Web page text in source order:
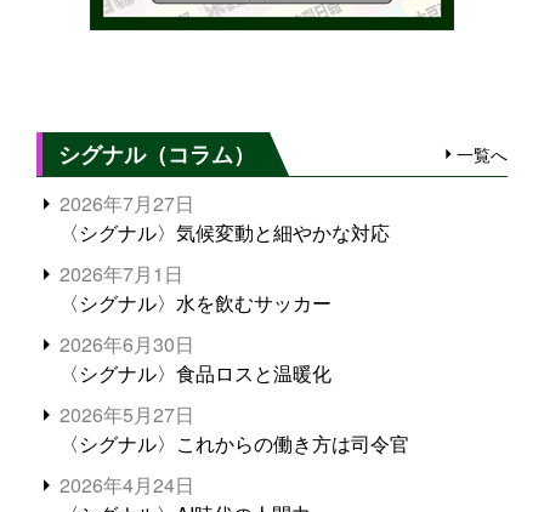
シグナル（コラム） 一覧へ
2026年7月27日
〈シグナル〉気候変動と細やかな対応
2026年7月1日
〈シグナル〉水を飲むサッカー
2026年6月30日
〈シグナル〉食品ロスと温暖化
2026年5月27日
〈シグナル〉これからの働き方は司令官
2026年4月24日